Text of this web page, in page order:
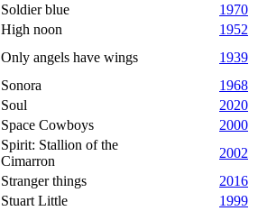
Soldier blue
1970
High noon
1952
Only angels have wings
1939
Sonora
1968
Soul
2020
Space Cowboys
2000
Spirit: Stallion of the
Cimarron
2002
Stranger things
2016
Stuart Little
1999